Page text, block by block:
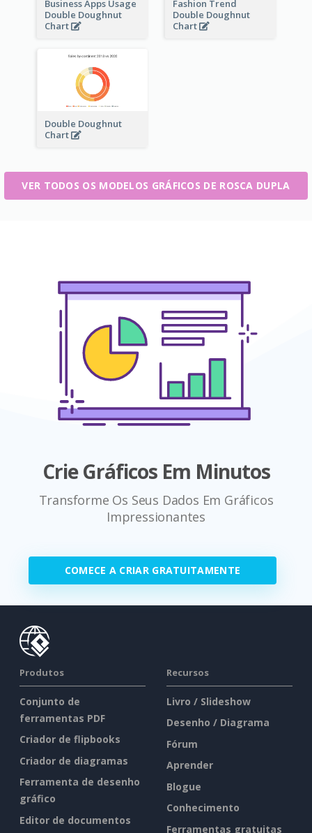
Business Apps Usage
Double Doughnut
Chart
Fashion Trend
Double Doughnut
Chart
Double Doughnut
Chart
VER TODOS OS MODELOS GRÁFICOS DE ROSCA DUPLA
Crie Gráficos Em Minutos
Transforme Os Seus Dados Em Gráficos
Impressionantes
COMECE A CRIAR GRATUITAMENTE
Produtos
Conjunto de
ferramentas PDF
Criador de flipbooks
Criador de diagramas
Ferramenta de desenho
gráfico
Editor de documentos
Recursos
Livro / Slideshow
Desenho / Diagrama
Fórum
Aprender
Blogue
Conhecimento
Ferramentas gratuitas